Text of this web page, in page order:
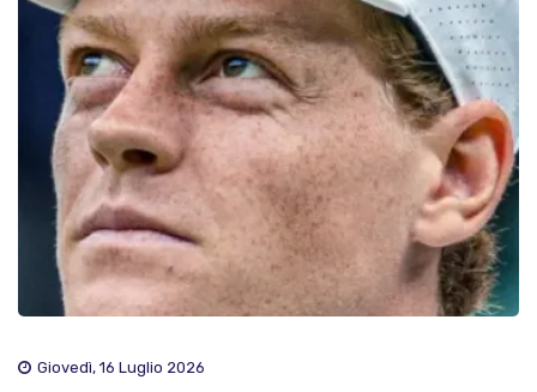
Giovedì, 16 Luglio 2026